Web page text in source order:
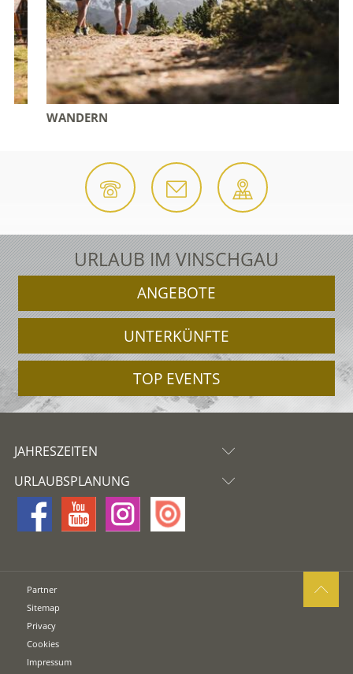
WANDERN
URLAUB IM VINSCHGAU
ANGEBOTE
UNTERKÜNFTE
TOP EVENTS
JAHRESZEITEN
URLAUBSPLANUNG
Partner
Sitemap
Privacy
Cookies
Impressum